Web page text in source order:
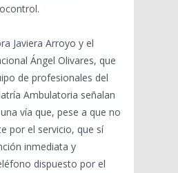
Javiera Arroyo y el
Ángel Olivares, que
de profesionales del
Ambulatoria señalan
vía que, pese a que no
por el servicio, que sí
inmediata y
dispuesto por el